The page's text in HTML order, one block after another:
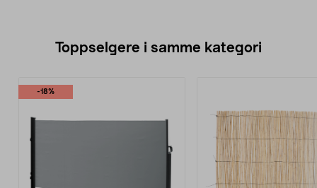
Toppselgere i samme kategori
-18%